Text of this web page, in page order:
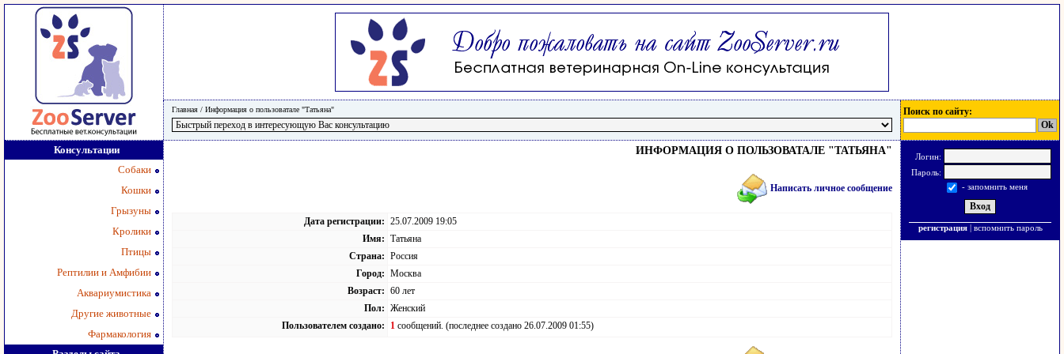
Главная / Информация о пользоватале "Татьяна" Поиск по сайту:
Консультации
Собаки
Кошки
Грызуны
Кролики
Птицы
Рептилии и Амфибии
Аквариумистика
Другие животные
Фармакология
ИНФОРМАЦИЯ О ПОЛЬЗОВАТАЛЕ "ТАТЬЯНА"
Написать личное сообщение
Дата регистрации: 25.07.2009 19:05
Имя: Татьяна
Страна: Россия
Город: Москва
Возраст: 60 лет
Пол: Женский
Пользователем создано:
1 сообщений. (последнее создано 26.07.2009 01:55)
Логин:
Пароль:
- запомнить меня
регистрация| вспомнить пароль